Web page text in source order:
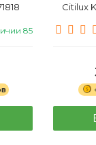
85
Citilux